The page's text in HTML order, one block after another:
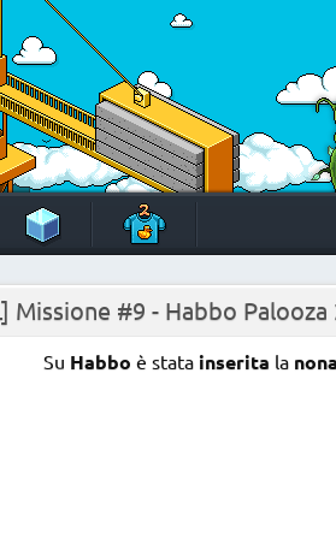
Missione #9 - Habbo Palooza
Su Habbo è stata inserita la nona